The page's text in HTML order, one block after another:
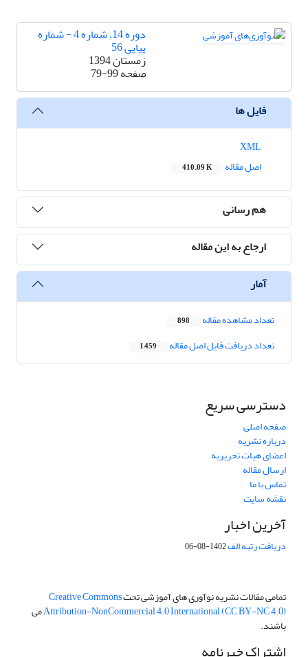
دوره 14، شماره 4 - شماره
پیاپی 56
زمستان 1394
صفحه79-99
فایل ها
اصل مقاله
410.09 K
هم رسانی
ارجاع به این مقاله
آمار
تعداد مشاهده مقاله 898
تعداد دریافت فایل اصل مقاله 1,459
دسترسی سریع
صفحه اصلی
درباره نشریه
اعضای هیات تحریریه
ارسال مقاله
تماس با ما
نقشه سایت
آخرین اخبار
دریافت رتبه الف1402-08-06
تمامی مقالات نشریه نوآوری های آموزشی تحتCreative Commons
Attribution-NonCommercial 4.0 International (CC BY-NC 4.0)می
باشند.